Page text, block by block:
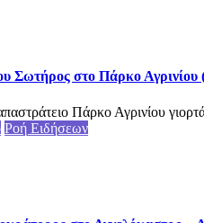
Σωτήρος στο Πάρκο Αγρινίου
Πάρκο Αγρινίου
Ροή Ειδήσεων